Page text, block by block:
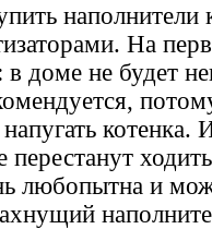
наполнители
На
доме не будет
котенка.
любопытна и